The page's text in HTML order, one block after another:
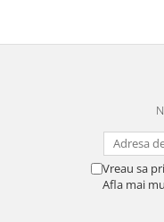
Vreau sa
Afla mai